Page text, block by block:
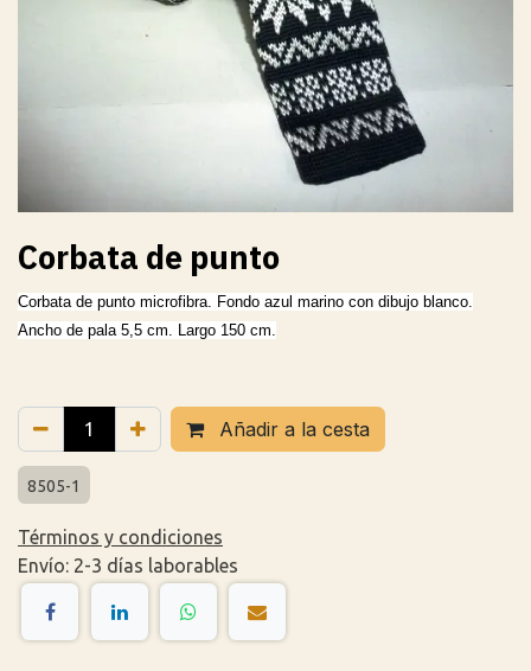
Corbata de punto
Corbata de punto microfibra. Fondo azul marino con dibujo blanco.
Ancho de pala 5,5 cm. Largo 150 cm.
Añadir a la cesta
8505-1
Términos y condiciones
Envío: 2-3 días laborables